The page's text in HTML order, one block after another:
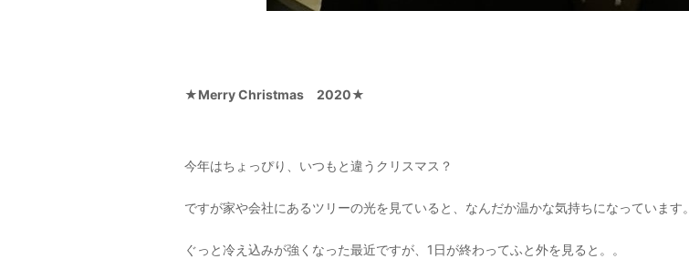
★Merry Christmas 2020★
今年はちょっぴり、いつもと違うクリスマス？
ですが家や会社にあるツリーの光を見ていると、なんだか温かな気持ちになっています。
ぐっと冷え込みが強くなった最近ですが、1日が終わってふと外を見ると。。